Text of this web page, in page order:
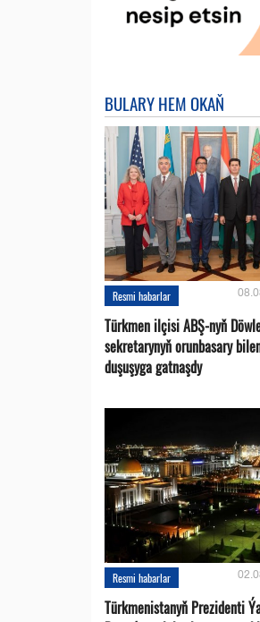
BULARY HEM OKAŇ
Resmi habarlar
Türkmen ilçisi ABŞ-nyň
sekretarynyň orunbasary
duşuşyga gatnaşdy
Resmi habarlar
Türkmenistanyň Prezidenti